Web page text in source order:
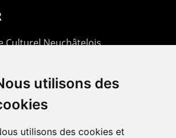
utilisons des
utilisons des cookies et
Culturel Neuchâtelois
32 725 03 03
725 05 05